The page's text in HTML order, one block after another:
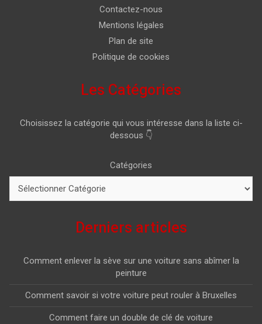
Contactez-nous
Mentions légales
Plan de site
Politique de cookies
Les Catégories
Choisissez la catégorie qui vous intéresse dans la liste ci-
dessous 👇
Catégories
Derniers articles
Comment enlever la sève sur une voiture sans abîmer la
peinture
Comment savoir si votre voiture peut rouler à Bruxelles
Comment faire un double de clé de voiture